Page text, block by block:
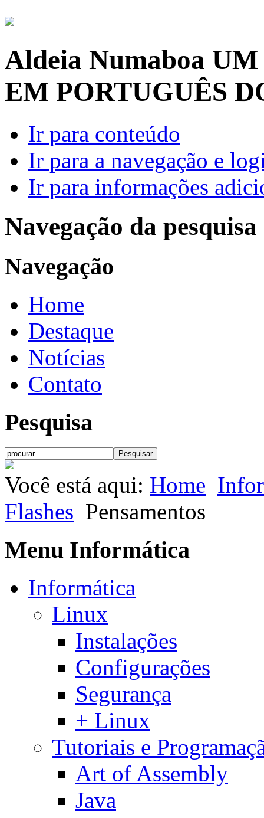
Aldeia Numaboa UM
EM PORTUGUÊS
Ir para conteúdo
Ir para a navegação e
Ir para informações
Navegação da pesquisa
Navegação
Home
Destaque
Notícias
Contato
Pesquisa
Você está aqui: Home
Flashes Pensamentos
Menu Informática
Informática
Linux
Instalações
Configurações
Segurança
+ Linux
Tutoriais e
Art of Assembly
Java